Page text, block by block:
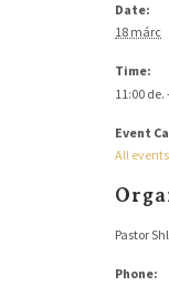
Date:
18 márc
Time:
11:00 de.
Event
All events
Pastor
Phone: